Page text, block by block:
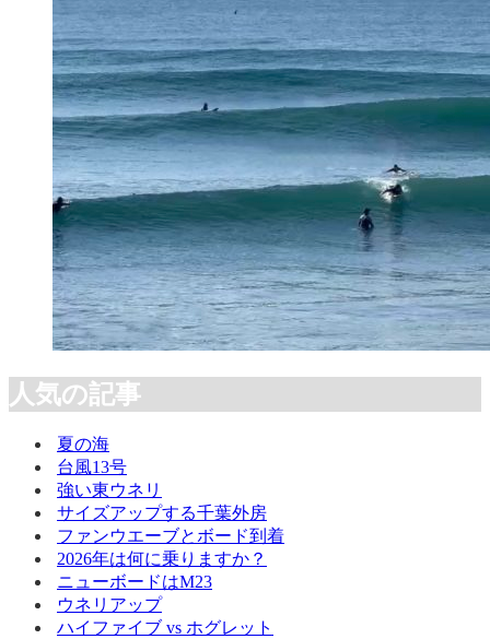
人気の記事
夏の海
台風13号
強い東ウネリ
サイズアップする千葉外房
ファンウエーブとボード到着
2026年は何に乗りますか？
ニューボードはM23
ウネリアップ
ハイファイブ vs ホグレット